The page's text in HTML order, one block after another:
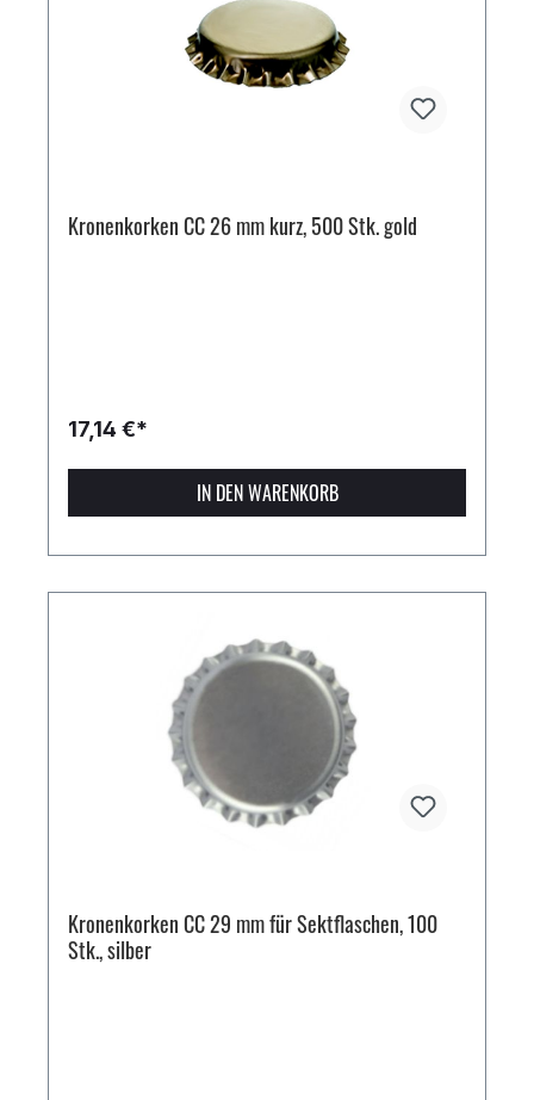
Kronenkorken CC 26 mm kurz, 500 Stk. gold
17,14 €*
IN DEN WARENKORB
Kronenkorken CC 29 mm für Sektflaschen, 100
Stk., silber